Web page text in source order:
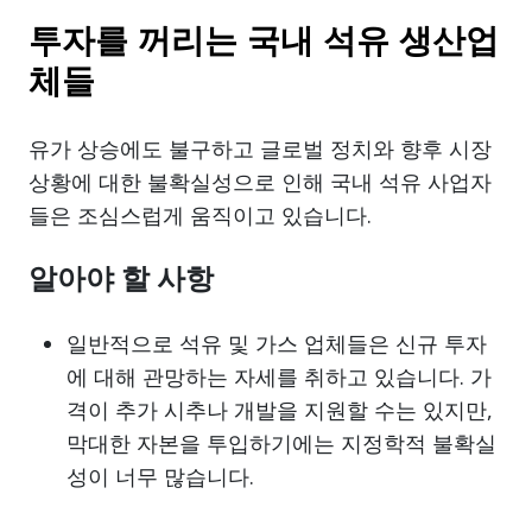
투자를 꺼리는 국내 석유 생산업
체들
유가 상승에도 불구하고 글로벌 정치와 향후 시장
상황에 대한 불확실성으로 인해 국내 석유 사업자
들은 조심스럽게 움직이고 있습니다.
알아야 할 사항
일반적으로 석유 및 가스 업체들은 신규 투자
에 대해 관망하는 자세를 취하고 있습니다. 가
격이 추가 시추나 개발을 지원할 수는 있지만,
막대한 자본을 투입하기에는 지정학적 불확실
성이 너무 많습니다.